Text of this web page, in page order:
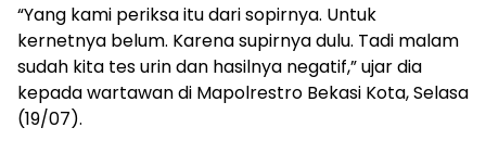
“Yang kami periksa itu dari sopirnya. Untuk
kernetnya belum. Karena supirnya dulu. Tadi malam
sudah kita tes urin dan hasilnya negatif,” ujar dia
kepada wartawan di Mapolrestro Bekasi Kota, Selasa
(19/07).